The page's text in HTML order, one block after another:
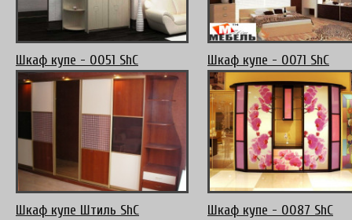
Шкаф купе - 0051 ShC Шкаф купе - 0071 ShC
Шкаф купе Штиль ShC Шкаф купе - 0087 ShC